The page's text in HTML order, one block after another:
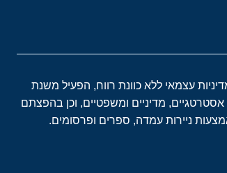
עצמאי ללא כוונת רווח, הפעיל משנת
אסטרטגיים, מדיניים ומשפטיים, וכן בהפצתם
ניירות עמדה, ספרים ופרסומים.